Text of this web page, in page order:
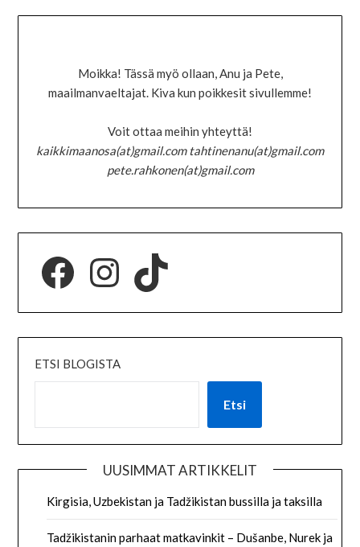
Moikka! Tässä myö ollaan, Anu ja Pete,
maailmanvaeltajat. Kiva kun poikkesit sivullemme!
Voit ottaa meihin yhteyttä!
kaikkimaanosa(at)gmail.com tahtinenanu(at)gmail.com
pete.rahkonen(at)gmail.com
ETSI BLOGISTA
Etsi
UUSIMMAT ARTIKKELIT
Kirgisia, Uzbekistan ja Tadžikistan bussilla ja taksilla
Tadžikistanin parhaat matkavinkit – Dušanbe, Nurek ja